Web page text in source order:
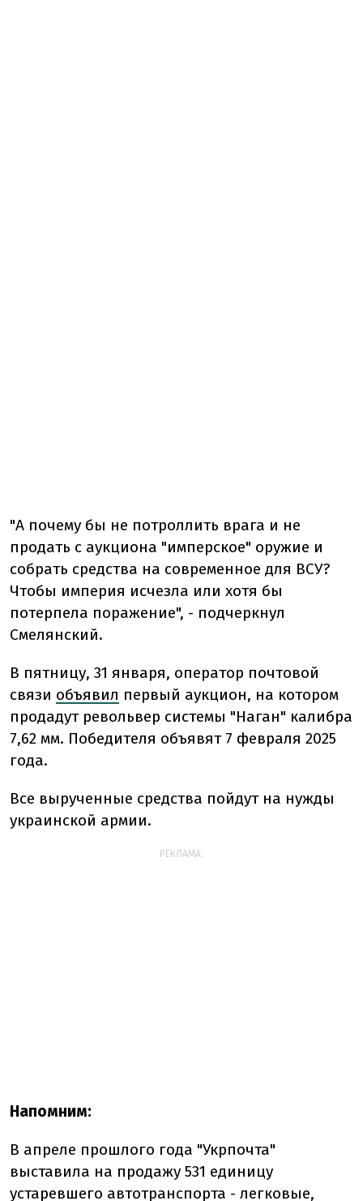
"А почему бы не потроллить врага и не
продать с аукциона "имперское" оружие и
собрать средства на современное для ВСУ?
Чтобы империя исчезла или хотя бы
потерпела поражение", - подчеркнул
Смелянский.
В пятницу, 31 января, оператор почтовой
связи объявил первый аукцион, на котором
продадут револьвер системы "Наган" калибра
7,62 мм. Победителя объявят 7 февраля 2025
года.
Все вырученные средства пойдут на нужды
украинской армии.
РЕКЛАМА:
Напомним:
В апреле прошлого года "Укрпочта"
выставила на продажу 531 единицу
устаревшего автотранспорта - легковые,